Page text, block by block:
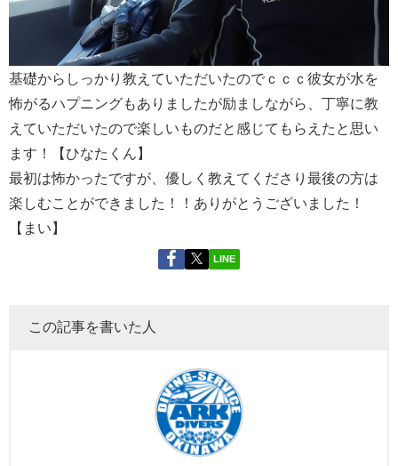
基礎からしっかり教えていただいたのでｃｃｃ彼女が水を
怖がるハプニングもありましたが励ましながら、丁寧に教
えていただいたので楽しいものだと感じてもらえたと思い
ます！【ひなたくん】
最初は怖かったですが、優しく教えてくださり最後の方は
楽しむことができました！！ありがとうございました！
【まい】
LINE
この記事を書いた人